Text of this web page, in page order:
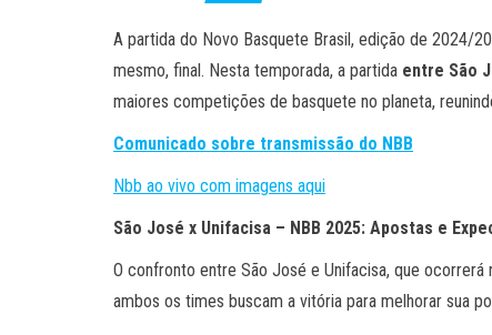
A partida do Novo Basquete Brasil, edição de 2024/
mesmo, final. Nesta temporada, a partida entre São
maiores competições de basquete no planeta,
Comunicado sobre transmissão do NBB
Nbb ao vivo com imagens aqui
São José x Unifacisa – NBB 2025: Apostas e
O confronto entre São José e Unifacisa, que
ambos os times buscam a vitória para melhorar sua